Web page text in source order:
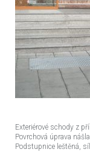
Exteriérové schody z
Povrchová úprava
Podstupnice leštěná,